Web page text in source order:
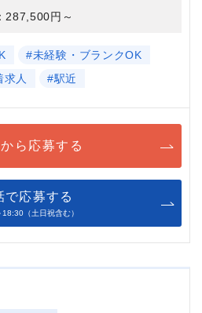
円～
#未経験・ブランクOK
求人 #駅近
ら応募する
で応募する
（土日祝含む）